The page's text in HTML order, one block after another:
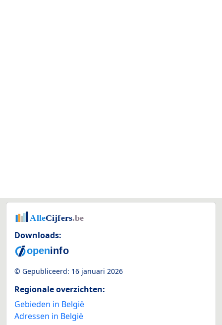
Downloads:
© Gepubliceerd: 16 januari 2026
Regionale overzichten:
Gebieden in België
Adressen in België